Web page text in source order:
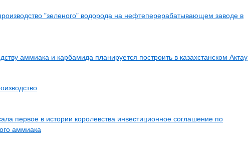
"зеленого" водорода на нефтеперерабатывающем заводе в
аммиака и карбамида планируется построить в казахстанском Актау
первое в истории королевства инвестиционное соглашение по
аммиака